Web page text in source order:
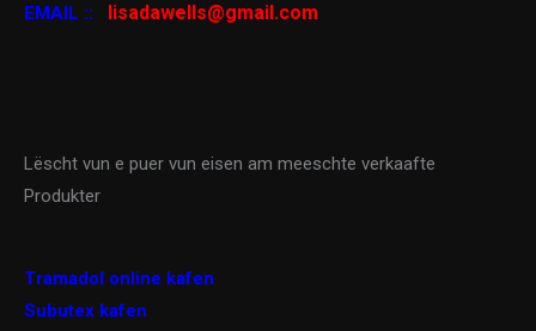
EMAIL :: lisadawells@gmail.com
Lëscht vun e puer vun eisen am meeschte verkaafte
Produkter
Tramadol online kafen
Subutex kafen